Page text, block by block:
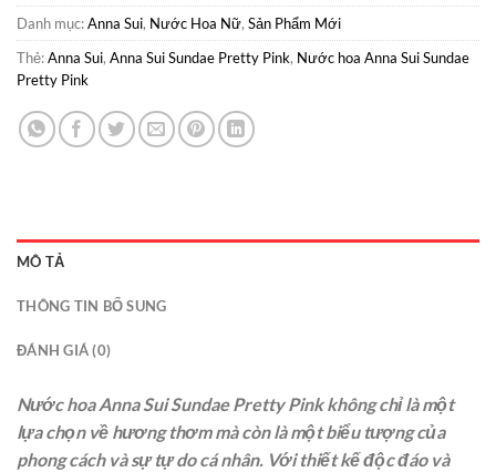
Danh mục:Anna Sui, Nước Hoa Nữ, Sản Phẩm Mới
Thẻ:Anna Sui, Anna Sui Sundae Pretty Pink, Nước hoa Anna Sui Sundae
Pretty Pink
MÔ TẢ
THÔNG TIN BỔ SUNG
ĐÁNH GIÁ (0)
Nước hoa Anna Sui Sundae Pretty Pink không chỉ là một
lựa chọn về hương thơm mà còn là một biểu tượng của
phong cách và sự tự do cá nhân. Với thiết kế độc đáo và